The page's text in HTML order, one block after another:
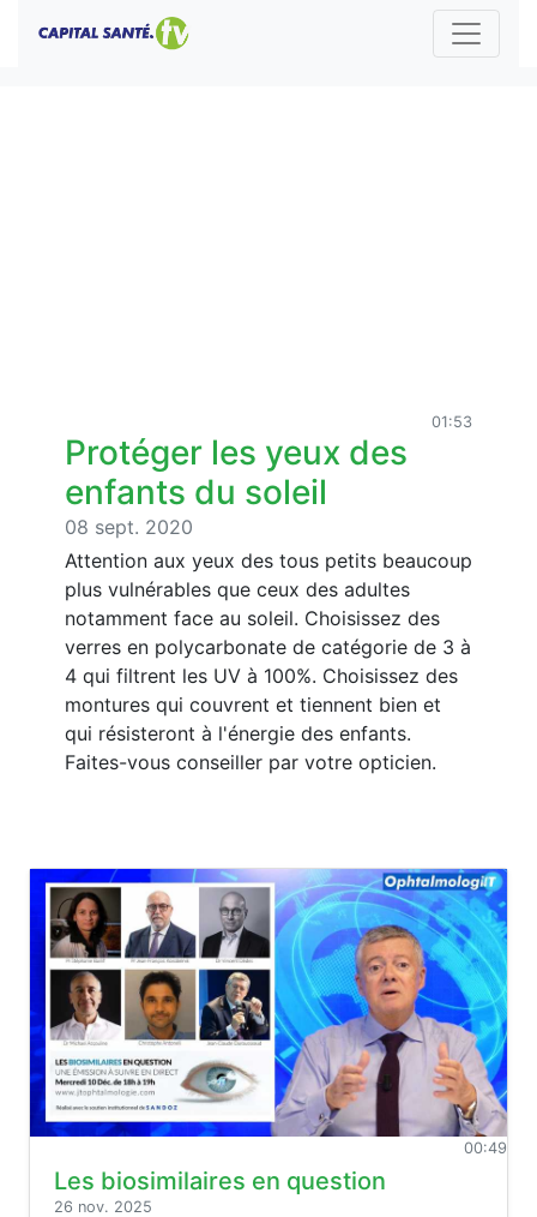
01:53
Protéger les yeux des
enfants du soleil
08 sept. 2020
Attention aux yeux des tous petits beaucoup
plus vulnérables que ceux des adultes
notamment face au soleil. Choisissez des
verres en polycarbonate de catégorie de 3 à
4 qui filtrent les UV à 100%. Choisissez des
montures qui couvrent et tiennent bien et
qui résisteront à l'énergie des enfants.
Faites-vous conseiller par votre opticien.
00:49
Les biosimilaires en question
26 nov. 2025